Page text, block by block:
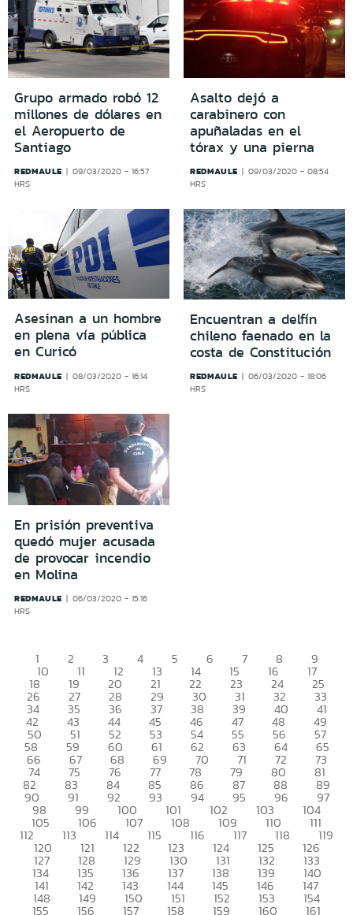
Grupo armado robó 12
millones de dólares en
el Aeropuerto de
Santiago
REDMAULE
09/03/2020 - 16:57
HRS
Asalto dejó a
carabinero con
apuñaladas en el
tórax y una pierna
REDMAULE
09/03/2020 - 08:54
HRS
Asesinan a un hombre
en plena vía pública
en Curicó
REDMAULE
08/03/2020 - 16:14
HRS
Encuentran a delfín
chileno faenado en la
costa de Constitución
REDMAULE
06/03/2020 - 18:06
HRS
En prisión preventiva
quedó mujer acusada
de provocar incendio
en Molina
REDMAULE
06/03/2020 - 15:16
HRS
1 2 3 4 5 6 7 8 9
10 11 12 13 14 15 16 17
18 19 20 21 22 23 24 25
26 27 28 29 30 31 32 33
34 35 36 37 38 39 40 41
42 43 44 45 46 47 48 49
50 51 52 53 54 55 56 57
58 59 60 61 62 63 64 65
66 67 68 69 70 71 72 73
74 75 76 77 78 79 80 81
82 83 84 85 86 87 88 89
90 91 92 93 94 95 96 97
98 99 100 101 102 103 104
105 106 107 108 109 110 111
112 113 114 115 116 117 118 119
120 121 122 123 124 125 126
127 128 129 130 131 132 133
134 135 136 137 138 139 140
141 142 143 144 145 146 147
148 149 150 151 152 153 154
155 156 157 158 159 160 161